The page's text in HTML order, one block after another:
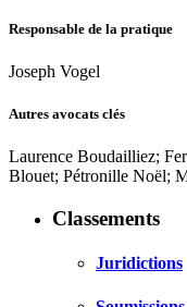
Responsable de la pratique
Joseph Vogel
Autres avocats clés
Laurence Boudailliez;
Blouet; Pétronille Noël;
Classements
Juridictions